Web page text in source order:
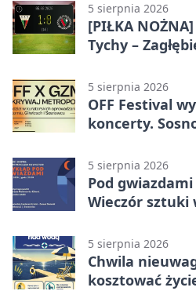
5 sierpnia 2026
[PIŁKA
Tychy –
przed przerwą
5 sierpnia 2026
OFF Festival
koncerty.
5 sierpnia 2026
Pod
Wieczór sztuki
5 sierpnia 2026
Chwila
kosztować